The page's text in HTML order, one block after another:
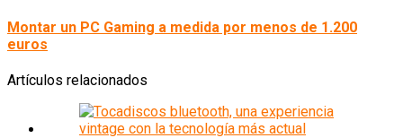
Montar un PC Gaming a medida por menos de 1.200
euros
Artículos relacionados